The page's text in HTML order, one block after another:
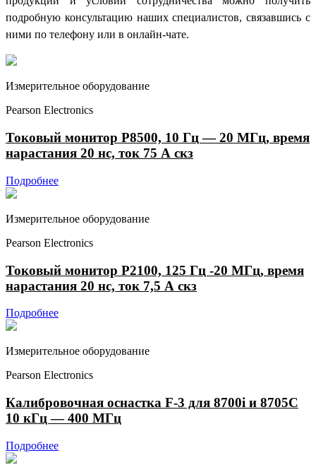
подробную консультацию наших специалистов, связавшись с
ними по телефону или в онлайн-чате.
Измерительное оборудование
Pearson Electronics
Токовый монитор P8500, 10 Гц — 20 МГц, время
нарастания 20 нс, ток 75 А скз
Подробнее
Измерительное оборудование
Pearson Electronics
Токовый монитор P2100, 125 Гц -20 МГц, время
нарастания 20 нс, ток 7,5 А скз
Подробнее
Измерительное оборудование
Pearson Electronics
Калибровочная оснастка F-3 для 8700i и 8705C
10 кГц — 400 МГц
Подробнее